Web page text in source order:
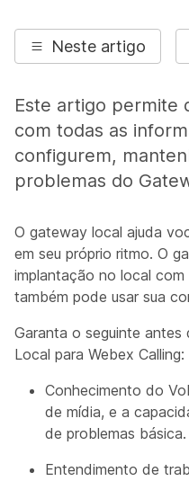
Neste artigo
Este artigo permite
com todas as
configurem,
problemas do
O gateway local ajuda
em seu próprio ritmo. O
implantação no local com
também pode usar sua
Garanta o seguinte
Local para Webex Calling:
Conhecimento do
de mídia, e a
de problemas básica.
Entendimento de